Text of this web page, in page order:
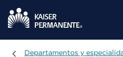
Departamentos y
Departamentos y